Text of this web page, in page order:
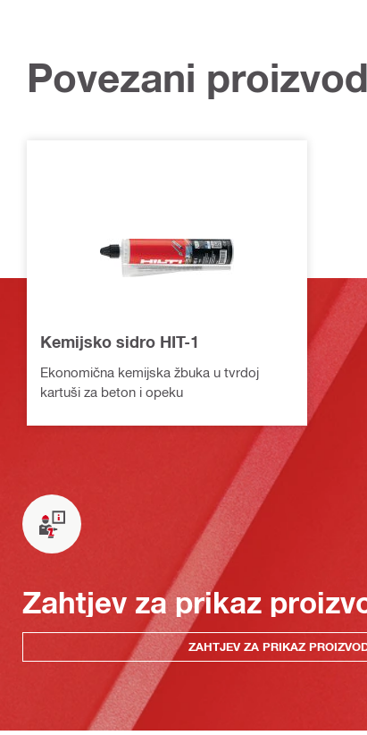
Povezani
Kemijsko sidro HIT-1
Ekonomična kemijska žbuka u tvrdoj
kartuši za beton i opeku
Zahtjev za prikaz
ZAHTJEV ZA PRIKAZ